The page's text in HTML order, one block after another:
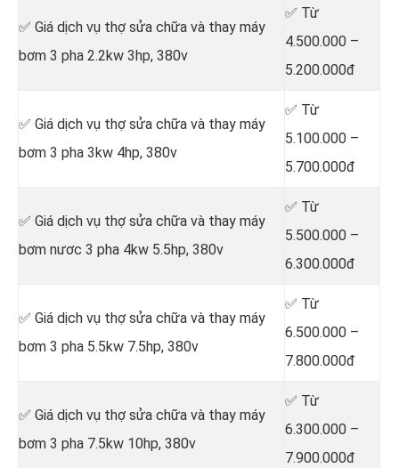
✅ Giá dịch vụ thợ sửa chữa và thay máy
bơm 3 pha 2.2kw 3hp, 380v
✅ Từ
4.500.000 –
5.200.000đ
✅ Giá dịch vụ thợ sửa chữa và thay máy
bơm 3 pha 3kw 4hp, 380v
✅ Từ
5.100.000 –
5.700.000đ
✅ Giá dịch vụ thợ sửa chữa và thay máy
bơm nươc 3 pha 4kw 5.5hp, 380v
✅ Từ
5.500.000 –
6.300.000đ
✅ Giá dịch vụ thợ sửa chữa và thay máy
bơm 3 pha 5.5kw 7.5hp, 380v
✅ Từ
6.500.000 –
7.800.000đ
✅ Giá dịch vụ thợ sửa chữa và thay máy
bơm 3 pha 7.5kw 10hp, 380v
✅ Từ
6.300.000 –
7.900.000đ